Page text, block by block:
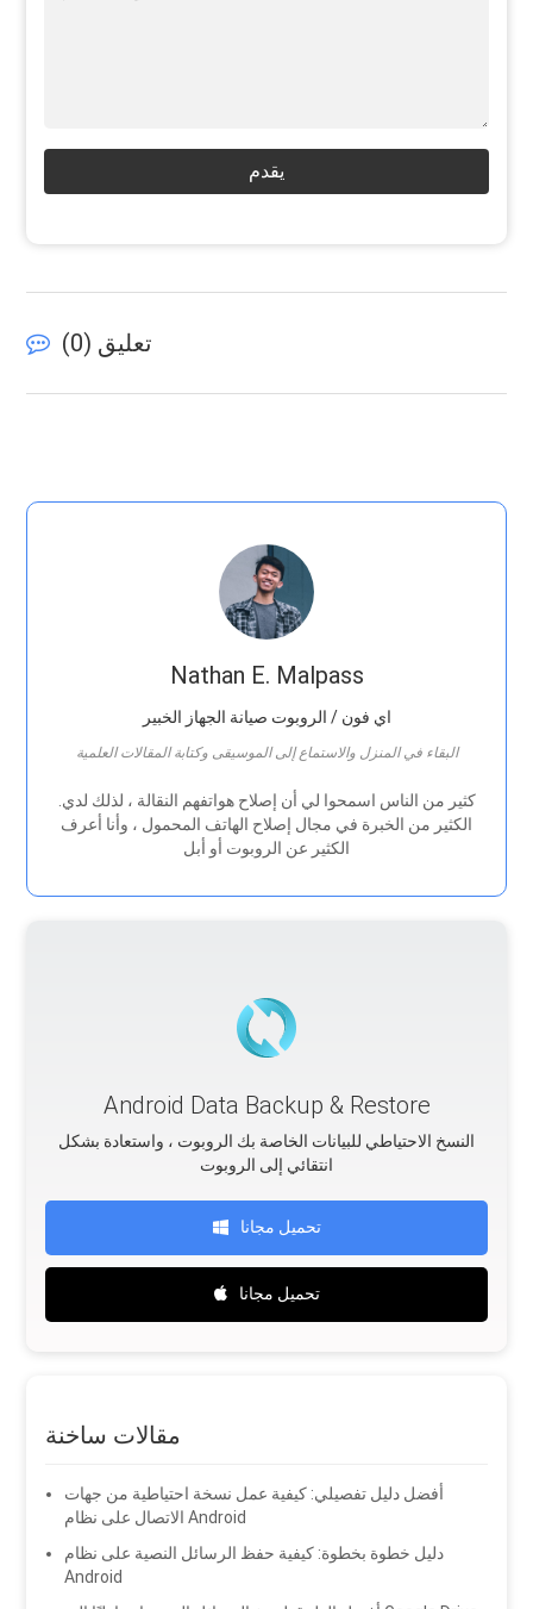
يقدم
تعليق ( 0
)
Nathan E. Malpass
اي فون / الروبوت صيانة الجهاز الخبير
البقاء في المنزل والاستماع إلى الموسيقى وكتابة المقالات العلمية
.كثير من الناس اسمحوا لي أن إصلاح هواتفهم النقالة ، لذلك لدي
الكثير من الخبرة في مجال إصلاح الهاتف المحمول ، وأنا أعرف
الكثير عن الروبوت أو أبل
Android Data Backup & Restore
النسخ الاحتياطي للبيانات الخاصة بك الروبوت ، واستعادة بشكل
انتقائي إلى الروبوت
تحميل مجانا
تحميل مجانا
مقالات ساخنة
أفضل دليل تفصيلي: كيفية عمل نسخة احتياطية من جهات
الاتصال على نظام Android
دليل خطوة بخطوة: كيفية حفظ الرسائل النصية على نظام
Android